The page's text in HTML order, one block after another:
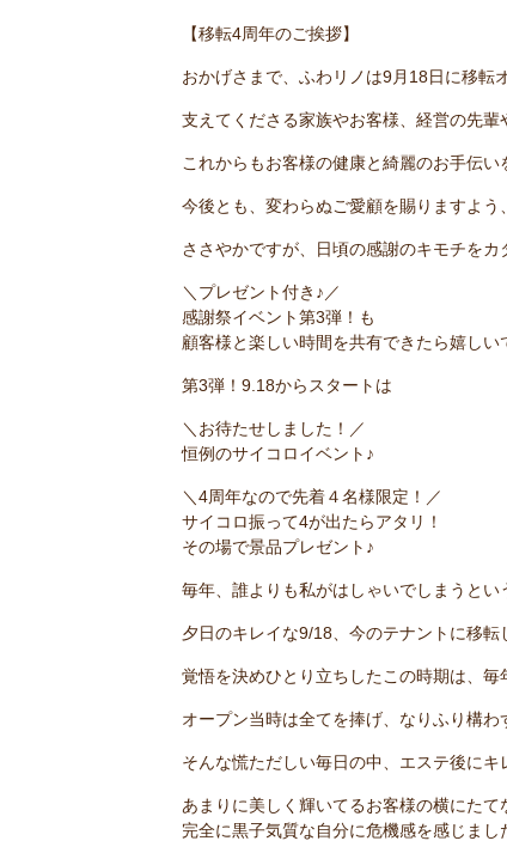
【移転4周年のご挨拶】
おかげさまで、ふわリノは9月18日に移転
支えてくださる家族やお客様、経営の先
これからもお客様の健康と綺麗のお手伝
今後とも、変わらぬご愛顧を賜りますよう
ささやかですが、日頃の感謝のキモチを
＼プレゼント付き♪／
感謝祭イベント第3弾！も
顧客様と楽しい時間を共有できたら嬉しい
第3弾！9.18からスタートは
＼お待たせしました！／
恒例のサイコロイベント♪
＼4周年なので先着４名様限定！／
サイコロ振って4が出たらアタリ！
その場で景品プレゼント♪
毎年、誰よりも私がはしゃいでしまうと
夕日のキレイな9/18、今のテナントに移転
覚悟を決めひとり立ちしたこの時期は、
オープン当時は全てを捧げ、なりふり構
そんな慌ただしい毎日の中、エステ後に
あまりに美しく輝いてるお客様の横にたて
完全に黒子気質な自分に危機感を感じまし